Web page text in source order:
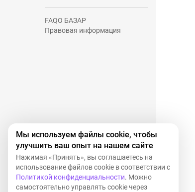
FAQО БАЗАР
Правовая информация
Мы используем файлы cookie, чтобы
улучшить ваш опыт на нашем сайте
Нажимая «Принять», вы соглашаетесь на
использование файлов cookie в соответствии с
Политикой конфиденциальности. Можно
самостоятельно управлять cookie через